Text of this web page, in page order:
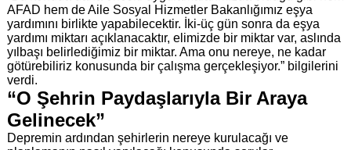
AFAD hem de Aile Sosyal Hizmetler Bakanlığımız eşya
yardımını birlikte yapabilecektir. İki-üç gün sonra da eşya
yardımı miktarı açıklanacaktır, elimizde bir miktar var, aslında
yılbaşı belirlediğimiz bir miktar. Ama onu nereye, ne kadar
götürebiliriz konusunda bir çalışma gerçekleşiyor.” bilgilerini
verdi.
“O Şehrin Paydaşlarıyla Bir Araya
Gelinecek”
Depremin ardından şehirlerin nereye kurulacağı ve